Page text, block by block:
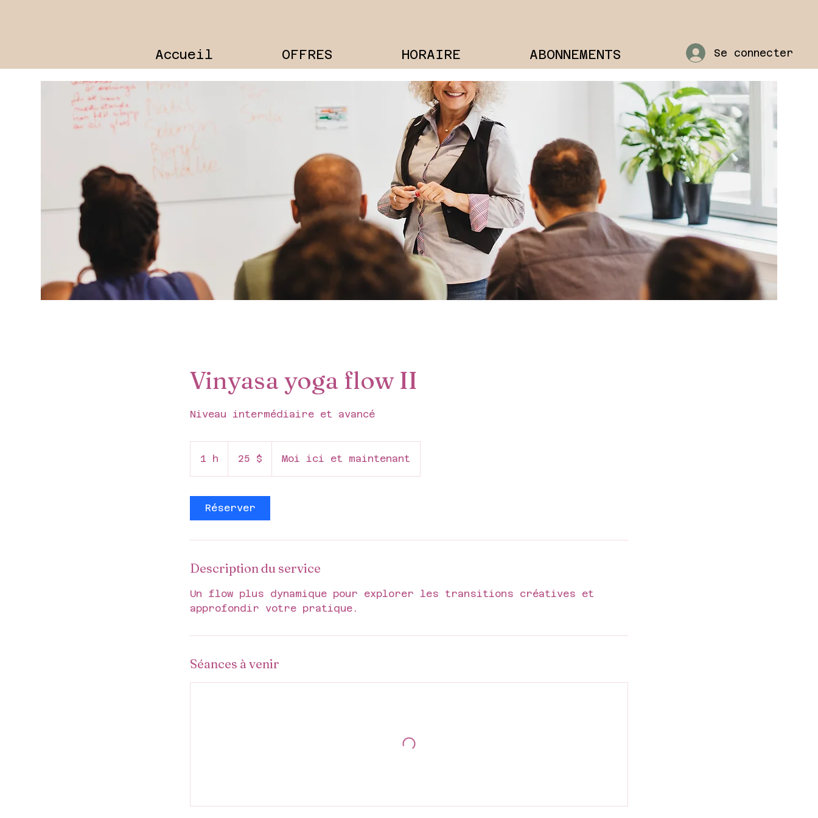
Accueil OFFRES HORAIRE ABONNEMENTS Se connecter
Vinyasa yoga flow II
Niveau intermédiaire et avancé
1 h 25 $ Moi ici et maintenant
Réserver
Description du service
Un flow plus dynamique pour explorer les transitions créatives et
approfondir votre pratique.
Séances à venir